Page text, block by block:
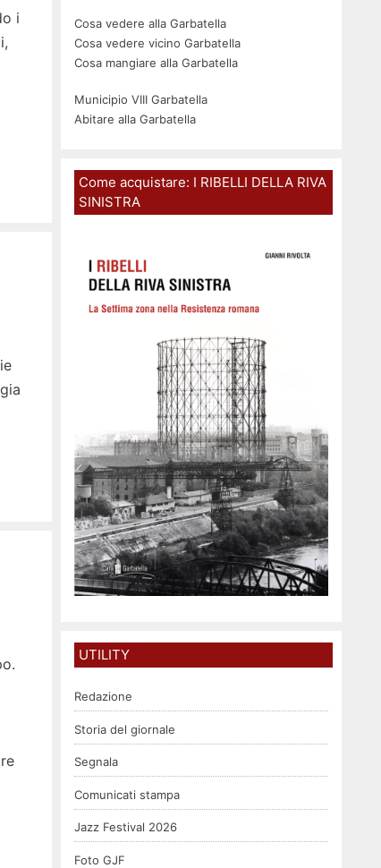
i
Cosa vedere alla Garbatella
Cosa vedere vicino Garbatella
Cosa mangiare alla Garbatella
Municipio VIII Garbatella
Abitare alla Garbatella
Come acquistare: I RIBELLI DELLA RIVA
SINISTRA
UTILITY
Redazione
Storia del giornale
Segnala
Comunicati stampa
Jazz Festival 2026
Foto GJF